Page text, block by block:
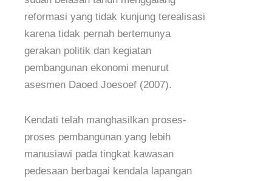
reformasi yang tidak kunjung terealisasi
karena tidak pernah bertemunya
gerakan politik dan kegiatan
pembangunan ekonomi menurut
asesmen Daoed Joesoef (2007).
Kendati telah manghasilkan proses-
proses pembangunan yang lebih
manusiawi pada tingkat kawasan
pedesaan berbagai kendala lapangan